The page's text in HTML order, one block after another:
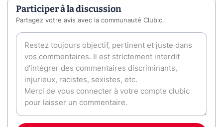
Participer à la discussion
Partagez votre avis avec la communauté Clubic.